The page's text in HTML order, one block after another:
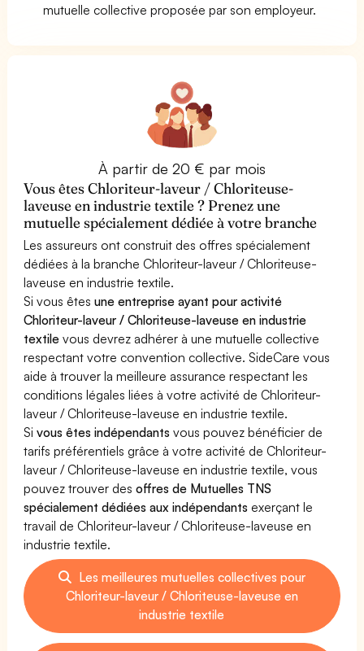
mutuelle collective proposée par son employeur.
À partir de 20 € par mois
Vous êtes Chloriteur-laveur / Chloriteuse-
laveuse en industrie textile ? Prenez une
mutuelle spécialement dédiée à votre branche
Les assureurs ont construit des offres spécialement
dédiées à la branche Chloriteur-laveur / Chloriteuse-
laveuse en industrie textile.
Si vous êtesune entreprise ayant pour activité
Chloriteur-laveur / Chloriteuse-laveuse en industrie
textile vous devrez adhérer à une mutuelle collective
respectant votre convention collective. SideCare vous
aide à trouver la meilleure assurance respectant les
conditions légales liées à votre activité de Chloriteur-
laveur / Chloriteuse-laveuse en industrie textile.
Sivous êtes indépendants vous pouvez bénéficier de
tarifs préférentiels grâce à votre activité de Chloriteur-
laveur / Chloriteuse-laveuse en industrie textile, vous
pouvez trouver desoffres de Mutuelles TNS
spécialement dédiées aux indépendants exerçant le
travail de Chloriteur-laveur / Chloriteuse-laveuse en
industrie textile.
Les meilleures mutuelles collectives pour
Chloriteur-laveur / Chloriteuse-laveuse en
industrie textile